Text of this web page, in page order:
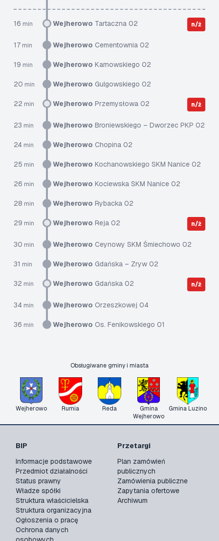
16 min Wejherowo Tartaczna 02 n/ż
17 min Wejherowo Cementownia 02
19 min Wejherowo Karnowskiego 02
20 min Wejherowo Gulgowskiego 02
22 min Wejherowo Przemysłowa 02 n/ż
23 min Wejherowo Broniewskiego – Dworzec PKP 02
24 min Wejherowo Chopina 02
25 min Wejherowo Kochanowskiego SKM Nanice 02
26 min Wejherowo Kociewska SKM Nanice 02
28 min Wejherowo Rybacka 02
29 min Wejherowo Reja 02 n/ż
30 min Wejherowo Ceynowy SKM Śmiechowo 02
31 min Wejherowo Gdańska – Zryw 02
32 min Wejherowo Gdańska 02 n/ż
34 min Wejherowo Orzeszkowej 04
36 min Wejherowo Os. Fenikowskiego 01
Obsługiwane gminy i miasta
Wejherowo Rumia Reda
Gmina
Wejherowo
Gmina Luzino
BIP
Informacje podstawowe
Przedmiot działalności
Status prawny
Władze spółki
Struktura właścicielska
Struktura organizacyjna
Ogłoszenia o pracę
Ochrona danych
Przetargi
Plan zamówień
publicznych
Zamówienia publiczne
Zapytania ofertowe
Archiwum